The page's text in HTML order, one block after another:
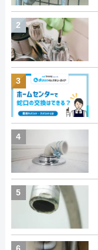
2
3
4
5